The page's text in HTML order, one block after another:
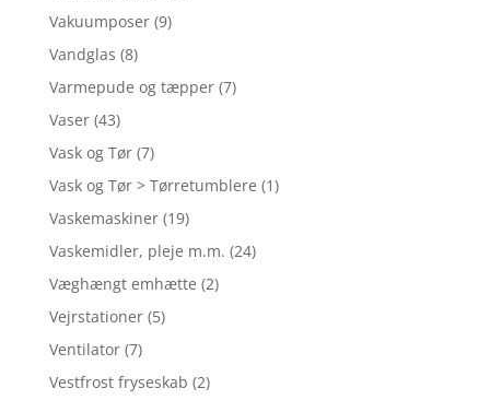
Vakuumposer (9)
Vandglas (8)
Varmepude og tæpper (7)
Vaser (43)
Vask og Tør (7)
Vask og Tør > Tørretumblere (1)
Vaskemaskiner (19)
Vaskemidler, pleje m.m. (24)
Væghængt emhætte (2)
Vejrstationer (5)
Ventilator (7)
Vestfrost fryseskab (2)